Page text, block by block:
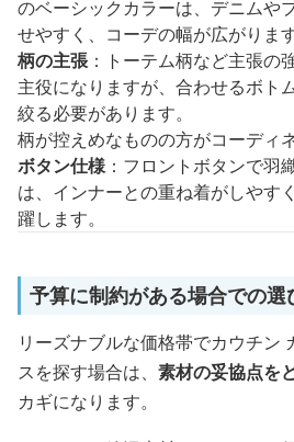
のベーシックカラーは、デニムや
せやすく、コーデの幅が広がります
柄の主張：トーテム柄など主張の
主役になりますが、合わせるボト
絞る必要があります。
柄が控えめなものの方がコーディ
ボタン仕様：フロントボタンで羽
は、インナーとの重ね着がしやす
躍します。
予算に制約がある場合での選
リーズナブルな価格帯でカウチン
スを探す場合は、 素材の妥協点を
カギになります。